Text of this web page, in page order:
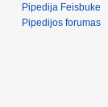
Pipedija Feisbuke
Pipedijos forumas